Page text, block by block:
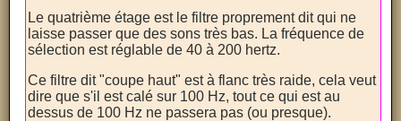
Le quatrième étage est le filtre proprement dit qui ne
laisse passer que des sons très bas. La fréquence de
sélection est réglable de 40 à 200 hertz.
Ce filtre dit "coupe haut" est à flanc très raide, cela veut
dire que s'il est calé sur 100 Hz, tout ce qui est au
dessus de 100 Hz ne passera pas (ou presque).